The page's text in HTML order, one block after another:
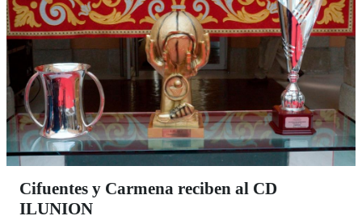
Cifuentes y Carmena reciben al CD
ILUNION